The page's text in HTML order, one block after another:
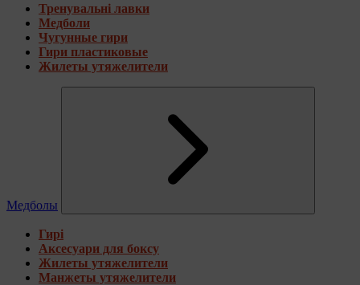
Тренувальні лавки
Медболи
Чугунные гири
Гири пластиковые
Жилеты утяжелители
Медболы
Гирі
Аксесуари для боксу
Жилеты утяжелители
Манжеты утяжелители